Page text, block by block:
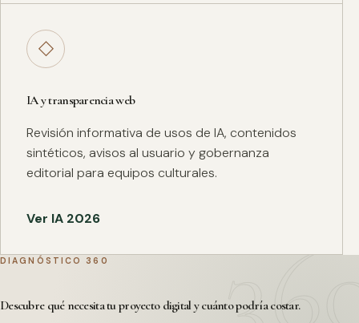
◇
IA y transparencia web
Revisión informativa de usos de IA, contenidos
sintéticos, avisos al usuario y gobernanza
editorial para equipos culturales.
Ver IA 2026
DIAGNÓSTICO 360
Descubre qué necesita tu proyecto digital y cuánto podría costar.